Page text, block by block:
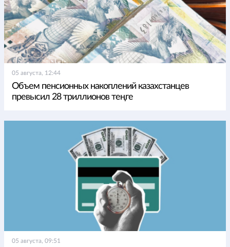
05 августа, 12:44
Объем пенсионных накоплений казахстанцев
превысил 28 триллионов теңге
05 августа, 09:51